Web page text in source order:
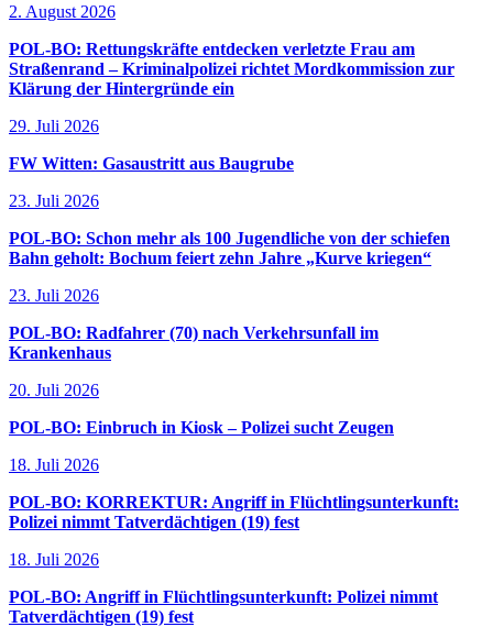
2. August 2026
POL-BO: Rettungskräfte entdecken verletzte Frau am
Straßenrand – Kriminalpolizei richtet Mordkommission zur
Klärung der Hintergründe ein
29. Juli 2026
FW Witten: Gasaustritt aus Baugrube
23. Juli 2026
POL-BO: Schon mehr als 100 Jugendliche von der schiefen
Bahn geholt: Bochum feiert zehn Jahre „Kurve kriegen“
23. Juli 2026
POL-BO: Radfahrer (70) nach Verkehrsunfall im
Krankenhaus
20. Juli 2026
POL-BO: Einbruch in Kiosk – Polizei sucht Zeugen
18. Juli 2026
POL-BO: KORREKTUR: Angriff in Flüchtlingsunterkunft:
Polizei nimmt Tatverdächtigen (19) fest
18. Juli 2026
POL-BO: Angriff in Flüchtlingsunterkunft: Polizei nimmt
Tatverdächtigen (19) fest